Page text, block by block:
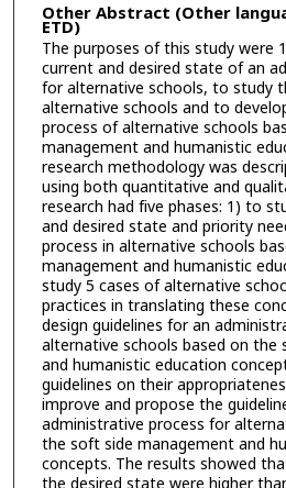
Other Abstract (Other
ETD)
The purposes of this study were
current and desired state of an
for alternative schools, to study
alternative schools and to
process of alternative schools
management and humanistic
research methodology was
using both quantitative and
research had five phases: 1) to
and desired state and priority
process in alternative schools
management and humanistic
study 5 cases of alternative
practices in translating these
design guidelines for an
alternative schools based on
and humanistic education
guidelines on their
improve and propose the
administrative process for
the soft side management and
concepts. The results showed